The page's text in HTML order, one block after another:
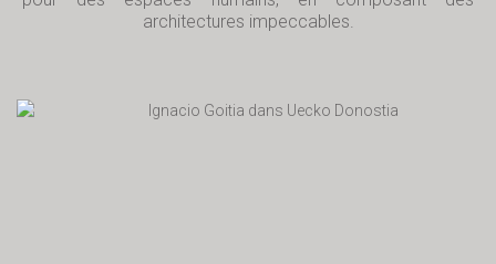
architectures impeccables.